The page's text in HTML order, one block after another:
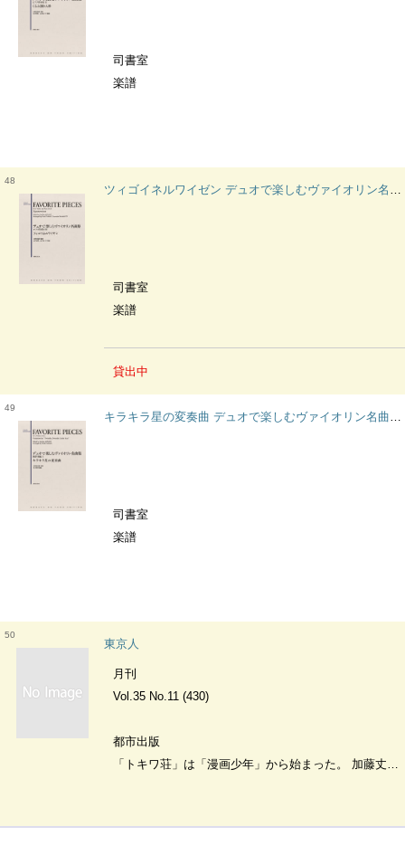
司書室
楽譜
48
ツィゴイネルワイゼン デュオで楽しむヴァイオリン名曲集ピアノ伴奏付
司書室
楽譜
貸出中
49
キラキラ星の変奏曲 デュオで楽しむヴァイオリン名曲集無伴奏編
司書室
楽譜
50
東京人
月刊
Vol.35 No.11 (430)
都市出版
「トキワ荘」は「漫画少年」から始まった。 加藤丈夫 ほか